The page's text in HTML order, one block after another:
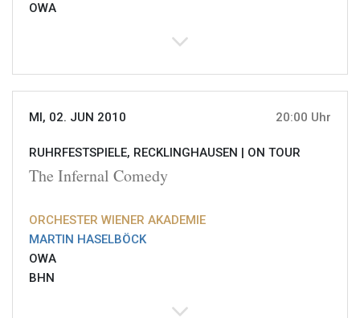
OWA
MI, 02. JUN 2010 20:00 Uhr
RUHRFESTSPIELE, RECKLINGHAUSEN | ON TOUR
The Infernal Comedy
ORCHESTER WIENER AKADEMIE
MARTIN HASELBÖCK
OWA
BHN